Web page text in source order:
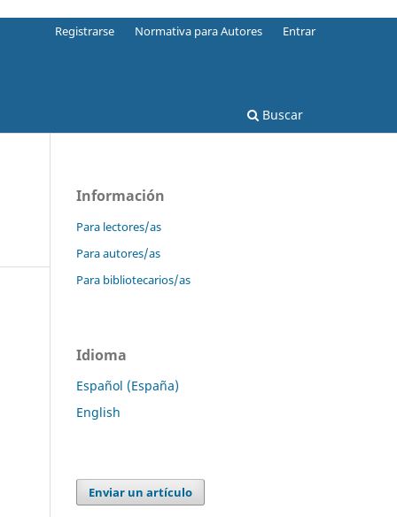
Buscar
Registrarse Normativa para Autores Entrar
Información
Para lectores/as
Para autores/as
Para bibliotecarios/as
Idioma
Español (España)
English
Enviar un artículo